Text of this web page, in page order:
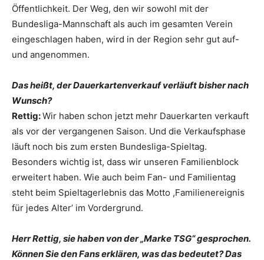
Öffentlichkeit. Der Weg, den wir sowohl mit der
Bundesliga-Mannschaft als auch im gesamten Verein
eingeschlagen haben, wird in der Region sehr gut auf-
und angenommen.
Das heißt, der Dauerkartenverkauf verläuft bisher nach
Wunsch?
Rettig:Wir haben schon jetzt mehr Dauerkarten verkauft
als vor der vergangenen Saison. Und die Verkaufsphase
läuft noch bis zum ersten Bundesliga-Spieltag.
Besonders wichtig ist, dass wir unseren Familienblock
erweitert haben. Wie auch beim Fan- und Familientag
steht beim Spieltagerlebnis das Motto ,Familienereignis
für jedes Alter’ im Vordergrund.
Herr Rettig, sie haben von der „Marke TSG“ gesprochen.
Können Sie den Fans erklären, was das bedeutet? Das